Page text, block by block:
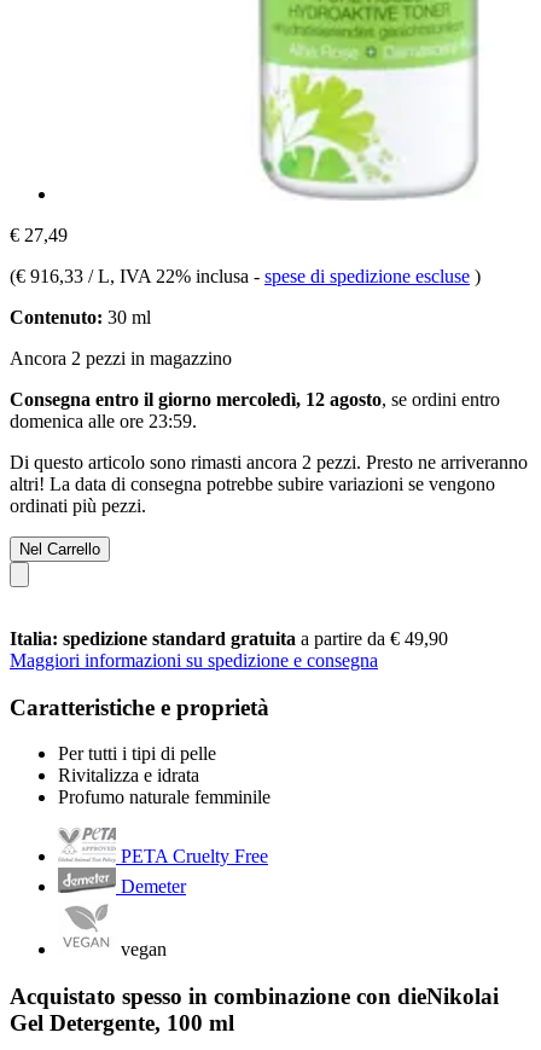
€ 27,49
(€ 916,33 / L, IVA 22% inclusa - spese di spedizione escluse )
Contenuto: 30 ml
Ancora 2 pezzi in magazzino
Consegna entro il giorno mercoledì, 12 agosto, se ordini entro
domenica alle ore 23:59.
Di questo articolo sono rimasti ancora 2 pezzi. Presto ne arriveranno
altri! La data di consegna potrebbe subire variazioni se vengono
ordinati più pezzi.
Nel Carrello
Italia: spedizione standard gratuita a partire da € 49,90
Maggiori informazioni su spedizione e consegna
Caratteristiche e proprietà
Per tutti i tipi di pelle
Rivitalizza e idrata
Profumo naturale femminile
PETA Cruelty Free
Demeter
vegan
Acquistato spesso in combinazione con dieNikolai
Gel Detergente, 100 ml